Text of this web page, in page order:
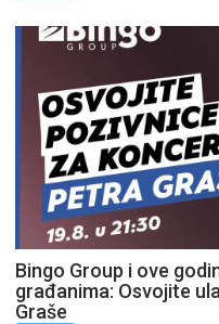
Bingo Group i ove
građanima: Osvojite
Graše